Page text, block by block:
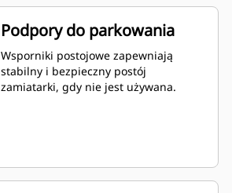
Podpory do parkowania
Wsporniki postojowe zapewniają
stabilny i bezpieczny postój
zamiatarki, gdy nie jest używana.